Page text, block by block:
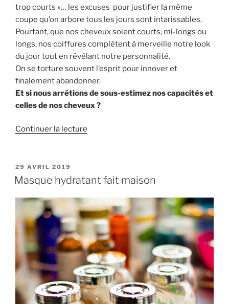
trop courts »… les excuses pour justifier la même
coupe qu’on arbore tous les jours sont intarissables.
Pourtant, que nos cheveux soient courts, mi-longs ou
longs, nos coiffures complètent à merveille notre look
du jour tout en révélant notre personnalité.
On se torture souvent l’esprit pour innover et
finalement abandonner.
Et si nous arrêtions de sous-estimez nos capacités et
celles de nos cheveux ?
Continuer la lecture
:
astuces
pour
changer
facilement
au
quotidien »
PUBLIÉ
LE
29 AVRIL 2019
Masque hydratant fait maison